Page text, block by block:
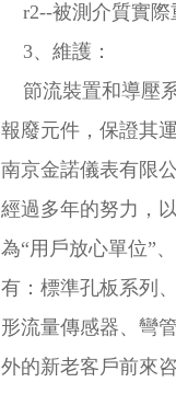
r2--被測介質實際
3、維護：
節流裝置和導壓
報廢元件，保證其
南京金諾儀表有限
經過多年的努力，
為“用戶放心單位”
有：標準孔板系列
形流量傳感器、彎
外的新老客戶前來